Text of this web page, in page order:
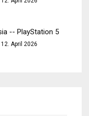
-- PlayStation 5
12. April 2026